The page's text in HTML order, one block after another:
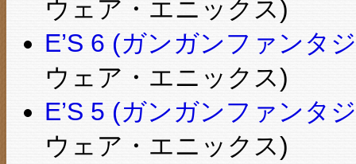
ウェア・エニックス)
E’S 6 (ガンガンファンタ
ウェア・エニックス)
E’S 5 (ガンガンファンタ
ウェア・エニックス)